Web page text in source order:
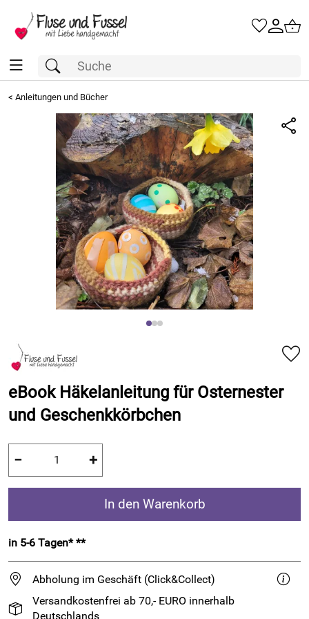
< Anleitungen und Bücher
eBook Häkelanleitung für Osternester
und Geschenkkörbchen
− +
In den Warenkorb
in 5-6 Tagen* **
Abholung im Geschäft (Click&Collect)
Versandkostenfrei ab 70,- EURO innerhalb
Deutschlands